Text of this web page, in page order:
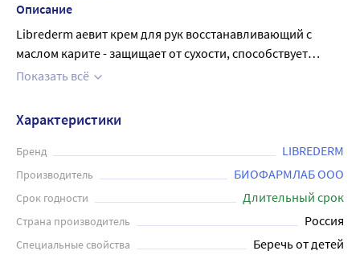
Описание
Librederm аевит крем для рук восстанавливающий с
маслом карите - защищает от сухости, способствует
регенерации и сохраняет молодость кожи. Входящие в
процессы регенерации, обеспечивают антиоксидантную
защиту против воздействия факторов окружающей
среды. Масло карите питает, увлажняет, смягчает,
успокаивает, защищает кожу, способствует ее
восстановлению. Крем глубоко увлажняет и питает кожу ,
восстанавливает защитные функции кожи, оказывает
антиоксидантное и регенерирующее действие,
замедляет процесс старения клеток. Подходит для
Показать всё
Характеристики
Бренд LIBREDERM
Производитель БИОФАРМЛАБ ООО
Срок годности Длительный срок
Страна производитель Россия
Специальные свойства Беречь от детей